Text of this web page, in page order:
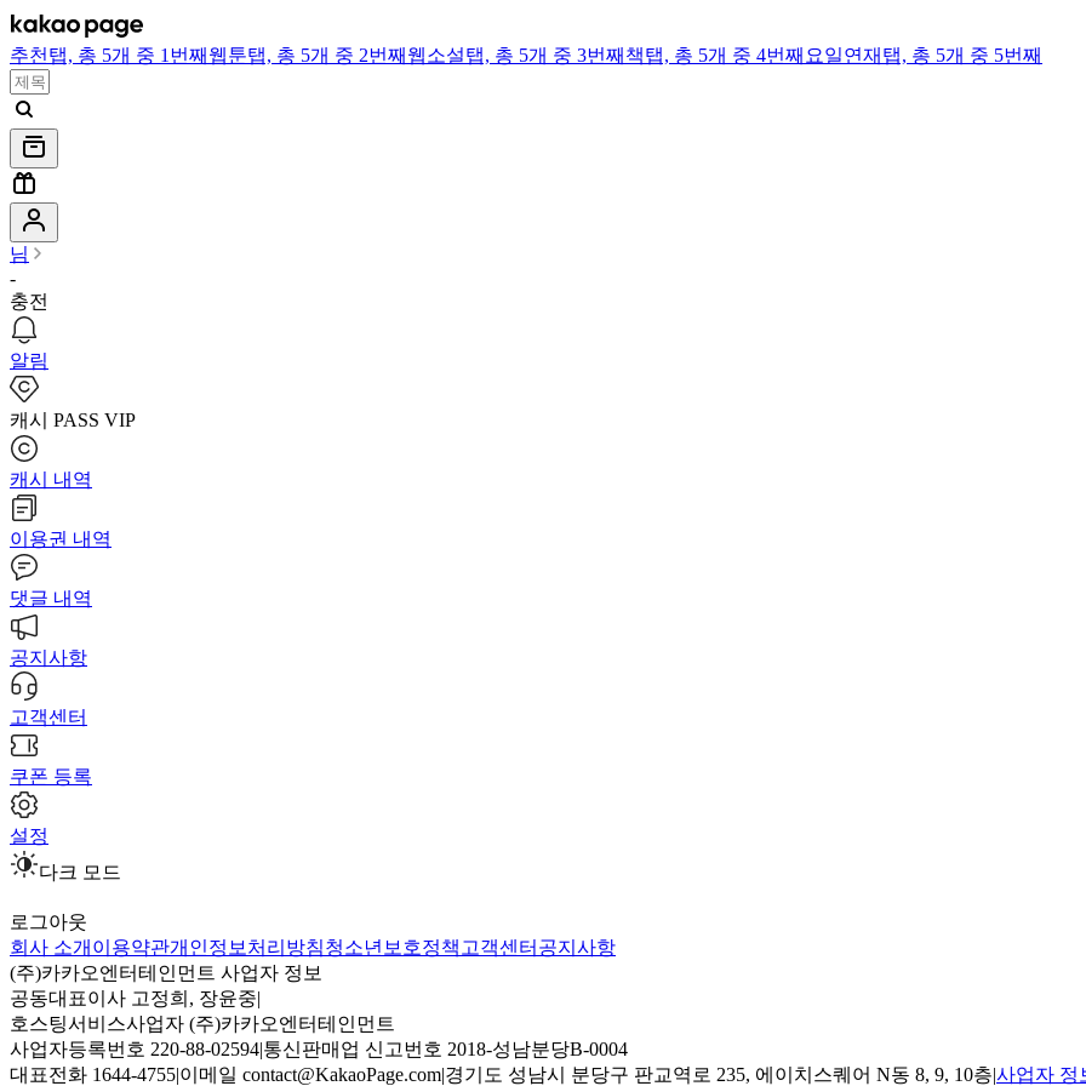
추천 탭, 총 5개 중 1번째 웹툰탭, 총 5개 중 2번째 웹소설탭, 총 5개 중 3번째 책탭, 총 5개 중 4번째 요일연재 탭, 총 5개 중 5번째
님
-
충전
알림
캐시 PASS VIP
캐시 내역
이용권 내역
댓글 내역
공지사항
고객센터
쿠폰 등록
설정
다크 모드
로그아웃
회사 소개 이용약관개인정보처리방침청소년보호정책 고객센터 공지사항
(주)카카오엔터테인먼트 사업자 정보
공동대표이사 고정희, 장윤중|
호스팅서비스사업자 (주)카카오엔터테인먼트
사업자등록번호 220-88-02594|통신판매업 신고번호 2018-성남분당B-0004
대표전화 1644-4755|이메일 contact@KakaoPage.com|경기도 성남시 분당구 판교역로 235, 에이치스퀘어 N동 8, 9, 10층|사업자 정